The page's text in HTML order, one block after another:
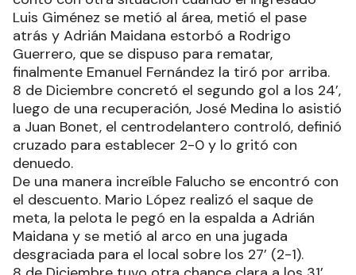
Luis Giménez se metió al área, metió el pase
atrás y Adrián Maidana estorbó a Rodrigo
Guerrero, que se dispuso para rematar,
finalmente Emanuel Fernández la tiró por arriba.
8 de Diciembre concretó el segundo gol a los 24’,
luego de una recuperación, José Medina lo asistió
a Juan Bonet, el centrodelantero controló, definió
cruzado para establecer 2-0 y lo gritó con
denuedo.
De una manera increíble Falucho se encontró con
el descuento. Mario López realizó el saque de
meta, la pelota le pegó en la espalda a Adrián
Maidana y se metió al arco en una jugada
desgraciada para el local sobre los 27’ (2-1).